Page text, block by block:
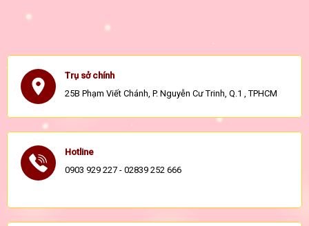
Trụ sở chính
25B Phạm Viết Chánh, P. Nguyễn Cư Trinh, Q.1 , TPHCM
Hotline
0903 929 227 - 02839 252 666